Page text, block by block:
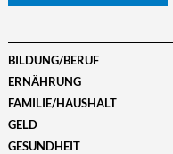
BILDUNG/BERUF
ERNÄHRUNG
FAMILIE/HAUSHALT
GELD
GESUNDHEIT